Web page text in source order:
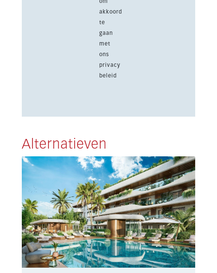
akkoord
te
gaan
met
ons
privacy
beleid
Alternatieven